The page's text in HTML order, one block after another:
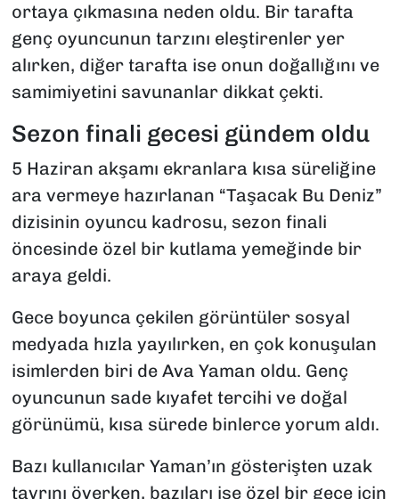
ortaya çıkmasına neden oldu. Bir tarafta
genç oyuncunun tarzını eleştirenler yer
alırken, diğer tarafta ise onun doğallığını ve
samimiyetini savunanlar dikkat çekti.
Sezon finali gecesi gündem oldu
5 Haziran akşamı ekranlara kısa süreliğine
ara vermeye hazırlanan “Taşacak Bu Deniz”
dizisinin oyuncu kadrosu, sezon finali
öncesinde özel bir kutlama yemeğinde bir
araya geldi.
Gece boyunca çekilen görüntüler sosyal
medyada hızla yayılırken, en çok konuşulan
isimlerden biri de Ava Yaman oldu. Genç
oyuncunun sade kıyafet tercihi ve doğal
görünümü, kısa sürede binlerce yorum aldı.
Bazı kullanıcılar Yaman’ın gösterişten uzak
tavrını överken, bazıları ise özel bir gece için